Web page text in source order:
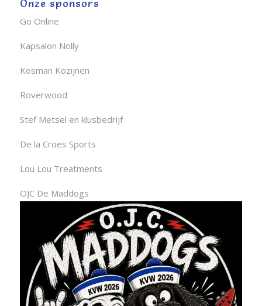
Onze sponsors
Go Online
Kapsalon Nolly
Kosman Kozijnen
Roverwood
Stef Metsel en klusbedrijf
De la Croes Sports
Lou Lou Treatments
OJC De Maddogs